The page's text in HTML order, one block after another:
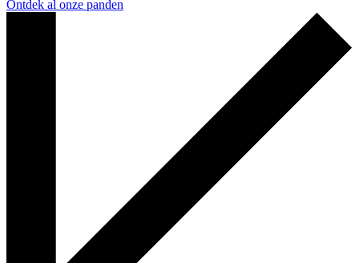
Ontdek al onze panden